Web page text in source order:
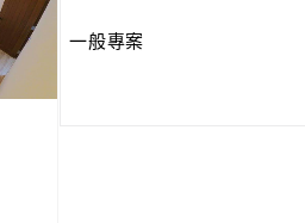
一般專案